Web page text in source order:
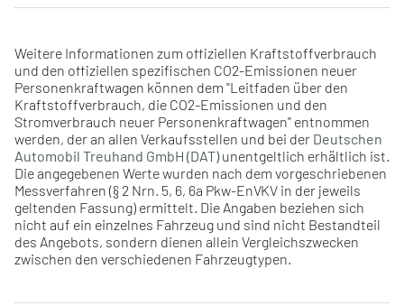
Weitere Informationen zum offiziellen Kraftstoffverbrauch
und den offiziellen spezifischen CO2-Emissionen neuer
Personenkraftwagen können dem "Leitfaden über den
Kraftstoffverbrauch, die CO2-Emissionen und den
Stromverbrauch neuer Personenkraftwagen" entnommen
werden, der an allen Verkaufsstellen und bei der Deutschen
Automobil Treuhand GmbH (DAT)unentgeltlich erhältlich ist.
Die angegebenen Werte wurden nach dem vorgeschriebenen
Messverfahren (§ 2 Nrn. 5, 6, 6a Pkw-EnVKV in der jeweils
geltenden Fassung) ermittelt. Die Angaben beziehen sich
nicht auf ein einzelnes Fahrzeug und sind nicht Bestandteil
des Angebots, sondern dienen allein Vergleichszwecken
zwischen den verschiedenen Fahrzeugtypen.